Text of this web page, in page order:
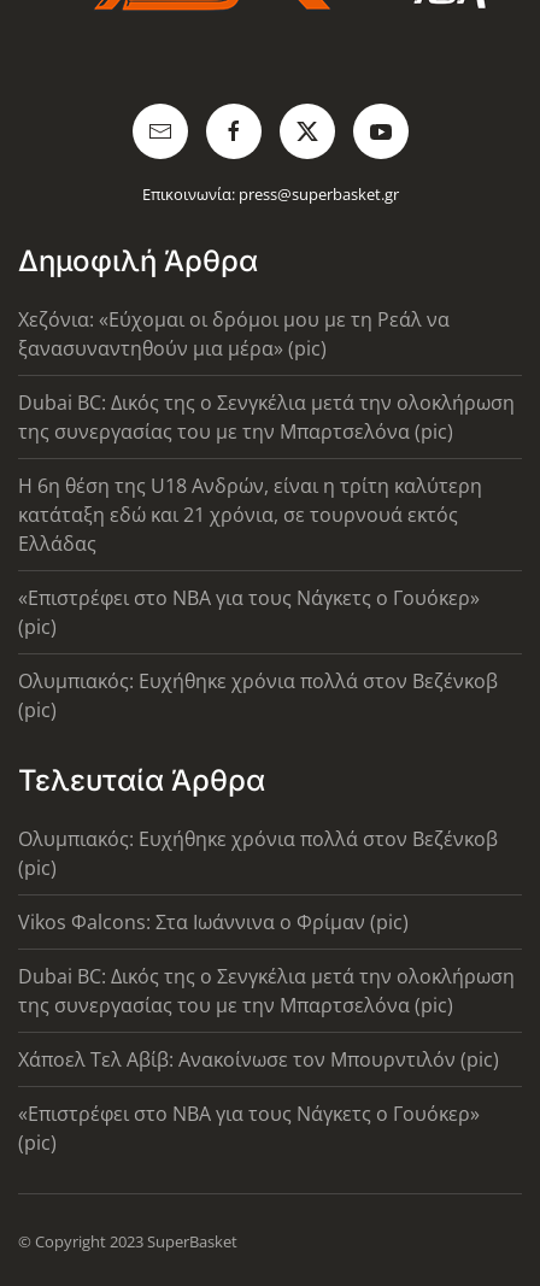
Επικοινωνία: press@superbasket.gr
Δημοφιλή Άρθρα
Χεζόνια: «Εύχομαι οι δρόμοι μου με τη Ρεάλ να
ξανασυναντηθούν μια μέρα» (pic)
Dubai BC: Δικός της ο Σενγκέλια μετά την ολοκλήρωση
της συνεργασίας του με την Μπαρτσελόνα (pic)
Η 6η θέση της U18 Ανδρών, είναι η τρίτη καλύτερη
κατάταξη εδώ και 21 χρόνια, σε τουρνουά εκτός
Ελλάδας
«Επιστρέφει στο ΝΒΑ για τους Νάγκετς ο Γουόκερ»
(pic)
Ολυμπιακός: Ευχήθηκε χρόνια πολλά στον Βεζένκοβ
(pic)
Τελευταία Άρθρα
Ολυμπιακός: Ευχήθηκε χρόνια πολλά στον Βεζένκοβ
(pic)
Vikos Φalcons: Στα Ιωάννινα ο Φρίμαν (pic)
Dubai BC: Δικός της ο Σενγκέλια μετά την ολοκλήρωση
της συνεργασίας του με την Μπαρτσελόνα (pic)
Χάποελ Τελ Αβίβ: Ανακοίνωσε τον Μπουρντιλόν (pic)
«Επιστρέφει στο ΝΒΑ για τους Νάγκετς ο Γουόκερ»
(pic)
© Copyright 2023 SuperBasket